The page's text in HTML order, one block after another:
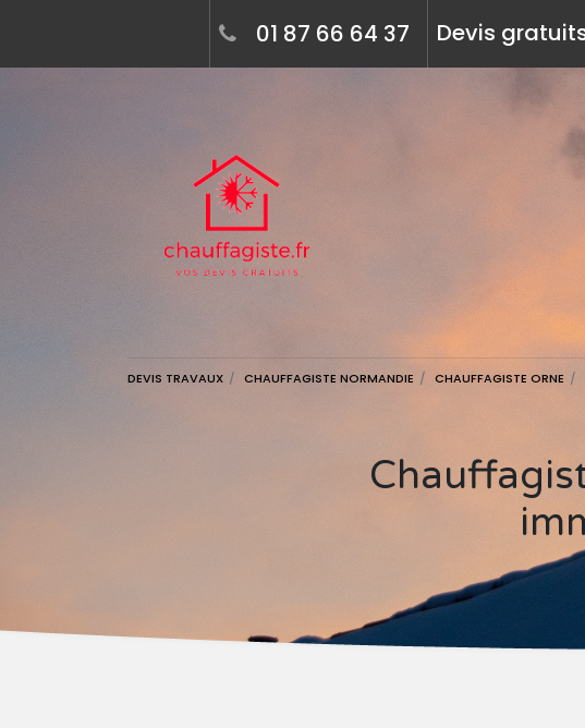
Devis
01 87 66 64 37
DEVIS TRAVAUX CHAUFFAGISTE NORMANDIE CHAUFFAGISTE ORNE
Chauffagiste à alençon (61000) - devis